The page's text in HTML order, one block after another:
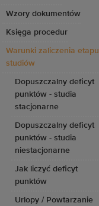
Wzory dokumentów
Księga procedur
Warunki zaliczenia etapu
studiów
Dopuszczalny deficyt
punktów - studia
stacjonarne
Dopuszczalny deficyt
punktów - studia
niestacjonarne
Jak liczyć deficyt
punktów
Urlopy / Powtarzanie